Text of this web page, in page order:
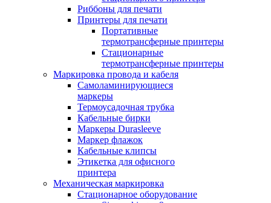
Риббоны для печати
Принтеры для печати
Портативные
термотрансферные принтеры
Стационарные
термотрансферные принтеры
Маркировка провода и кабеля
Самоламинирующиеся
маркеры
Термоусадочная трубка
Кабельные бирки
Маркеры Durasleeve
Маркер флажок
Кабельные клипсы
Этикетка для офисного
принтера
Механическая маркировка
Стационарное оборудование